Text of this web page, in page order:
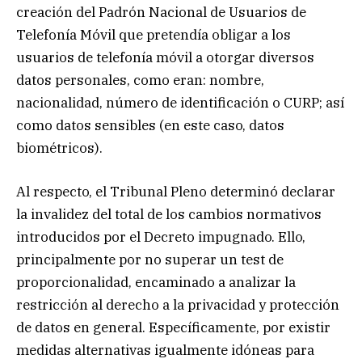
creación del Padrón Nacional de Usuarios de
Telefonía Móvil que pretendía obligar a los
usuarios de telefonía móvil a otorgar diversos
datos personales, como eran: nombre,
nacionalidad, número de identificación o CURP; así
como datos sensibles (en este caso, datos
biométricos).
Al respecto, el Tribunal Pleno determinó declarar
la invalidez del total de los cambios normativos
introducidos por el Decreto impugnado. Ello,
principalmente por no superar un test de
proporcionalidad, encaminado a analizar la
restricción al derecho a la privacidad y protección
de datos en general. Específicamente, por existir
medidas alternativas igualmente idóneas para